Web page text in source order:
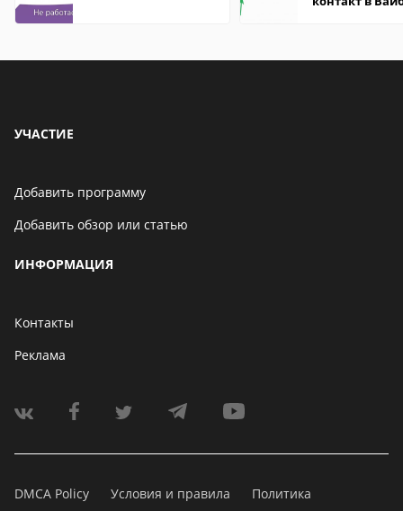
УЧАСТИЕ
Добавить программу
Добавить обзор или статью
ИНФОРМАЦИЯ
Контакты
Реклама
DMCA Policy Условия и правила
Политика